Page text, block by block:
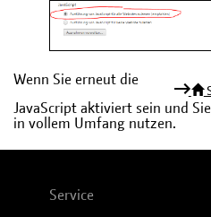
Wenn Sie erneut die
JavaScript aktiviert sein und
in vollem Umfang nutzen.
Service